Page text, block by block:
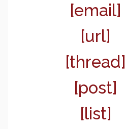
[email]
[url]
[thread]
[post]
[list]